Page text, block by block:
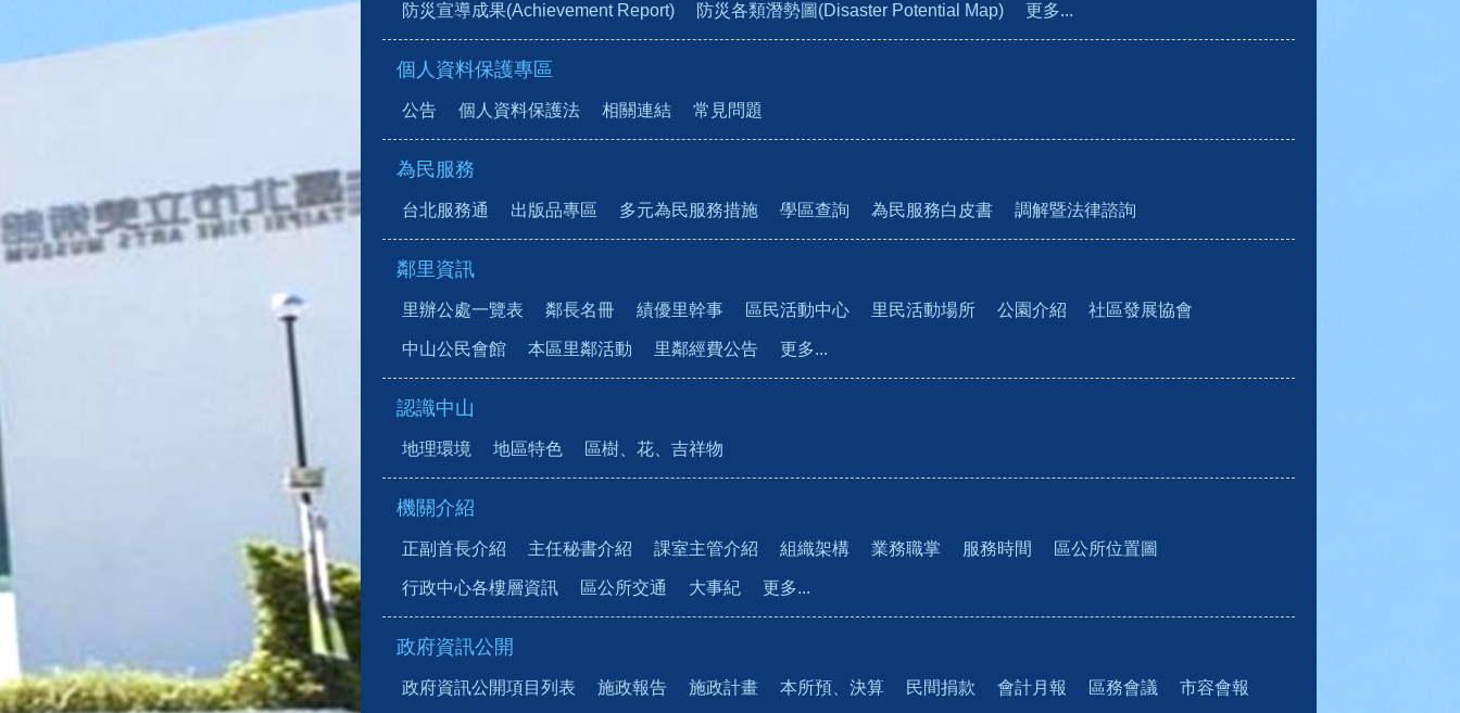
防災宣導成果(Achievement Report) 防災各類潛勢圖(Disaster Potential Map) 更多...
個人資料保護專區
公告 個人資料保護法 相關連結 常見問題
為民服務
台北服務通 出版品專區 多元為民服務措施 學區查詢 為民服務白皮書 調解暨法律諮詢
鄰里資訊
里辦公處一覽表 鄰長名冊 績優里幹事 區民活動中心 里民活動場所 公園介紹 社區發展協會
中山公民會館 本區里鄰活動 里鄰經費公告 更多...
認識中山
地理環境 地區特色 區樹、花、吉祥物
機關介紹
正副首長介紹 主任秘書介紹 課室主管介紹 組織架構 業務職掌 服務時間 區公所位置圖
行政中心各樓層資訊 區公所交通 大事紀 更多...
政府資訊公開
政府資訊公開項目列表 施政報告 施政計畫 本所預、決算 民間捐款 會計月報 區務會議 市容會報